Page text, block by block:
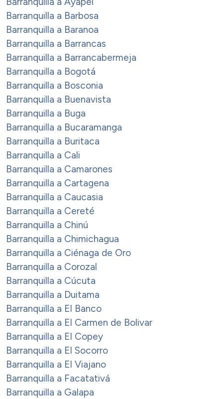
Barranquilla a Barbosa
Barranquilla a Baranoa
Barranquilla a Barrancas
Barranquilla a Barrancabermeja
Barranquilla a Bogotá
Barranquilla a Bosconia
Barranquilla a Buenavista
Barranquilla a Buga
Barranquilla a Bucaramanga
Barranquilla a Buritaca
Barranquilla a Cali
Barranquilla a Camarones
Barranquilla a Cartagena
Barranquilla a Caucasia
Barranquilla a Cereté
Barranquilla a Chinú
Barranquilla a Chimichagua
Barranquilla a Ciénaga de Oro
Barranquilla a Corozal
Barranquilla a Cúcuta
Barranquilla a Duitama
Barranquilla a El Banco
Barranquilla a El Carmen de Bolivar
Barranquilla a El Copey
Barranquilla a El Socorro
Barranquilla a El Viajano
Barranquilla a Facatativá
Barranquilla a Galapa